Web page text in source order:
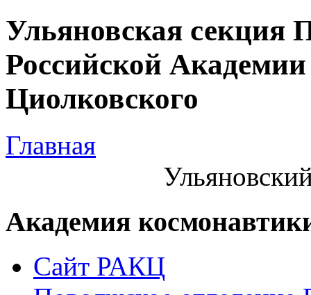
Ульяновская секция
Российской
Циолковского
Главная
Академия
Сайт РАКЦ